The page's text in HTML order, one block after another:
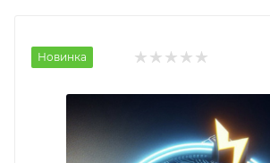
Новинка